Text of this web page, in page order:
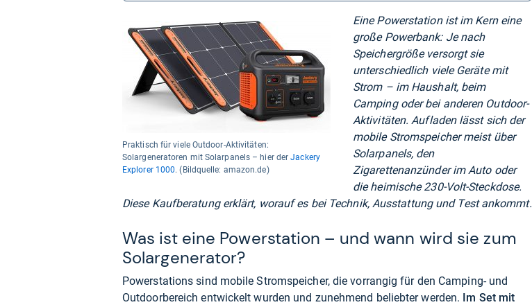
Praktisch für viele Outdoor-Aktivitäten:
Solargeneratoren mit Solarpanels – hier derJackery
Explorer 1000. (Bildquelle: amazon.de)
Eine Powerstation ist im Kern eine
große Powerbank: Je nach
Speichergröße versorgt sie
unterschiedlich viele Geräte mit
Strom – im Haushalt, beim
Camping oder bei anderen Outdoor-
Aktivitäten. Aufladen lässt sich der
mobile Stromspeicher meist über
Solarpanels, den
Zigarettenanzünder im Auto oder
die heimische 230-Volt-Steckdose.
Diese Kaufberatung erklärt, worauf es bei Technik, Ausstattung und Test ankommt.
Was ist eine Powerstation – und wann wird sie zum
Solargenerator?
Powerstations sind mobile Stromspeicher, die vorrangig für den Camping- und
Outdoorbereich entwickelt wurden und zunehmend beliebter werden. Im Set mit